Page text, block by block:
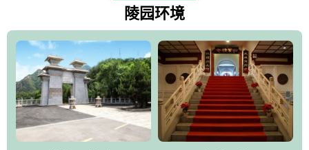
筑有：怀思堂豪华墓室、礼祭大厅、随缘阁、百家姓觅宗长廊等。
仲、无字碑、香灯等。典型的仿秦、汉建筑风格。蓝色的琉璃瓦屋
顶，朱砂红的门、窗、柱、墙，汉白玉雕刻的雄狮、华表，花岗岩
铺成的路面和台阶，洒落其间的花卉、松柏与万里长城浑然一体、
气势宏伟、古朴端庄、别具一格。怀思堂大殿入口两侧是用蜡染技
术描绘的抽象派创意绘画，大环境中的长城文化与炎黄始祖，小环
境的绘画中的河流、山川、彩云、明月，意喻着往生者与长城同
陵园环境